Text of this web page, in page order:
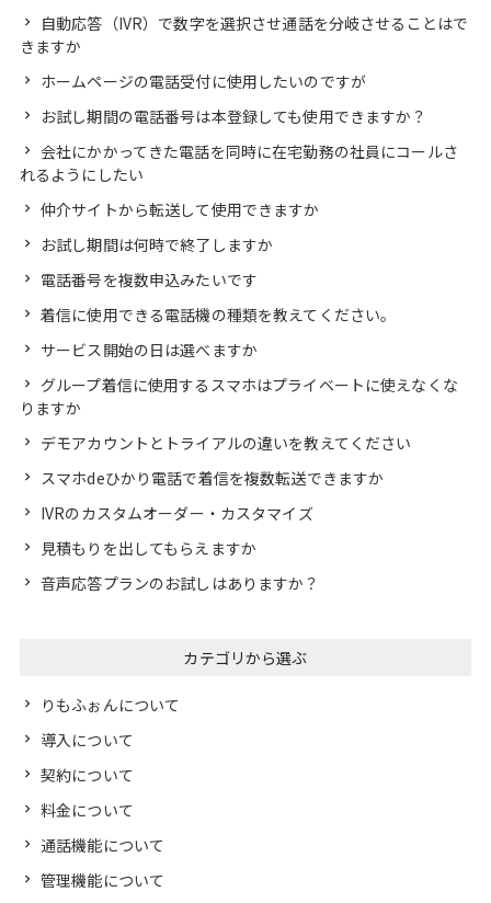
自動応答（IVR）で数字を選択させ通話を分岐させることはで
きますか
ホームページの電話受付に使用したいのですが
お試し期間の電話番号は本登録しても使用できますか？
会社にかかってきた電話を同時に在宅勤務の社員にコールさ
れるようにしたい
仲介サイトから転送して使用できますか
お試し期間は何時で終了しますか
電話番号を複数申込みたいです
着信に使用できる電話機の種類を教えてください。
サービス開始の日は選べますか
グループ着信に使用するスマホはプライベートに使えなくな
りますか
デモアカウントとトライアルの違いを教えてください
スマホdeひかり電話で着信を複数転送できますか
IVRのカスタムオーダー・カスタマイズ
見積もりを出してもらえますか
音声応答プランのお試しはありますか？
カテゴリから選ぶ
りもふぉんについて
導入について
契約について
料金について
通話機能について
管理機能について